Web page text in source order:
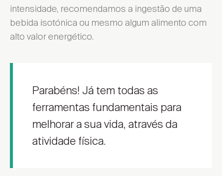
intensidade, recomendamos a ingestão de uma
bebida isotónica ou mesmo algum alimento com
alto valor energético.
Parabéns! Já tem todas as
ferramentas fundamentais para
melhorar a sua vida, através da
atividade física.